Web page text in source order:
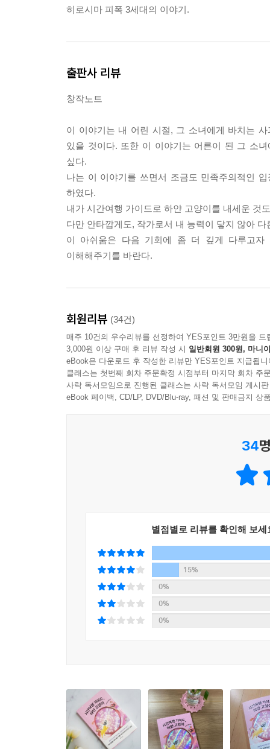
너, 잠자리 시집보내기 놀이라는 거 알아? 태규를
태규를 볼 때 꼭 그걸 보는 느낌이었어. 그간 못 봐
내가 그러지 말라고, 태규가 싫어하지 않겠냐고
8
송치수는 도시락 안에서 젓가락이 흔들릴 때마다
차가 기척을 하면서 움직이자 그들은 체념하면서
“전쟁터로 가는 것은 아니니까, 좋은 쪽으로 생각하
달래주어도 이 갑작스러운 운명을 순순히 받아들
는 눈물을 감출 수는 없었다.
박선은 강제 징용 가는 것이냐고 고선생한테 물었
“아니, 왜 이런 장면을 보여주는 거야? 그럼 혹시
길을 내놓았다.
별목련나무의 꽃눈은 조금 더 부풀어 올랐고, 더
빛을 더해가고 마당 수돗가 배나무도 어제와 다
자욱했다. 나무들이 숨을 쉬며 뿜어내는 기운이 하
리를 펴며 차를 마시기도 할 것이다. 엄마, 아빠가
파닥파닥 날개를 치면서 뒹굴고 있는 참새들. 십
엄마를 부르고 있었고, 왜가리들은 하느님을 부
간들보다 수천 배 수만 배 많은 다른 생명체들이
고양이와 개들의 시체가 가장 많이 보였고, 너구
의 시체들도 보였으나 고양이의 눈으로 보아서
꿩, 까치, 혹은 까마귀 같은 새들, 쥐나 뱀, 개구리,
“손님, 머리통이 참 예뻐요. 귀걸이를 하면 훨씬 예
그 말이 너무 고마워서, 미용사라는 직업이 이렇
드는 그 따스함에 괜히 눈시울이 울컥했다. 그때
다음에 보면 안 되냐고 했더니 고모가 내일부터
에라 모르겠다. 어쩌면 오늘 상상도 못 할 일이 벌
다.
히로시마 피폭 3세대의 이야기.
출판사 리뷰
창작노트
이 이야기는 내 어린 시절, 그 소녀에게 바치는
있을 것이다. 또한 이 이야기는 어른이 된 그 소
싶다.
나는 이 이야기를 쓰면서 조금도 민족주의적인
하였다.
내가 시간여행 가이드로 하얀 고양이를 내세운 것
다만 안타깝게도, 작가로서 내 능력이 닿지 않아
이 아쉬움은 다음 기회에 좀 더 깊게 다루고자
이해해주기를 바란다.
회원리뷰 (34건)
매주 10건의 우수리뷰를 선정하여 YES포인트 3만원을 드
3,000원 이상 구매 후 리뷰 작성 시 일반회원 300원, 마니
eBook은 다운로드 후 작성한 리뷰만 YES포인트 지급됩니
클래스는 첫번째 회차 주문확정 시점부터 마지막 회차 주
사락 독서모임으로 진행된 클래스는 사락 독서모임 게시
eBook 페이백, CD/LP, DVD/Blu-ray, 패션 및 판매금지 상
34
별점별로 리뷰를 확인해 보세
15%
0%
0%
0%